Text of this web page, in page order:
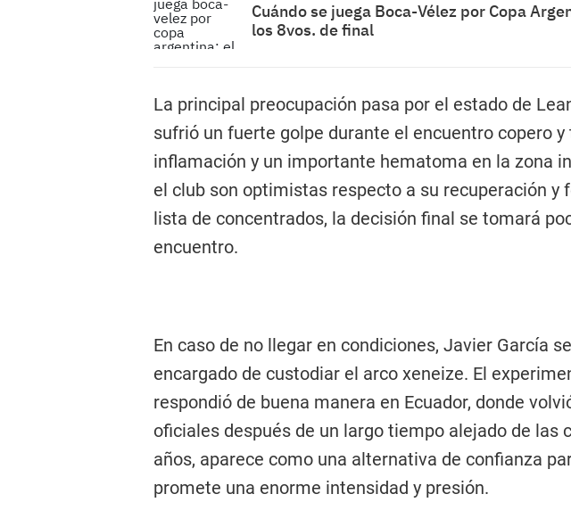
Cuándo se juega Boca-Vélez por Copa
los 8vos. de final
La principal preocupación pasa por el estado de
sufrió un fuerte golpe durante el encuentro copero
inflamación y un importante hematoma en la zona
el club son optimistas respecto a su recuperación y
lista de concentrados, la decisión final se tomará
encuentro.
En caso de no llegar en condiciones, Javier García
encargado de custodiar el arco xeneize. El
respondió de buena manera en Ecuador, donde
oficiales después de un largo tiempo alejado de las
años, aparece como una alternativa de confianza
promete una enorme intensidad y presión.